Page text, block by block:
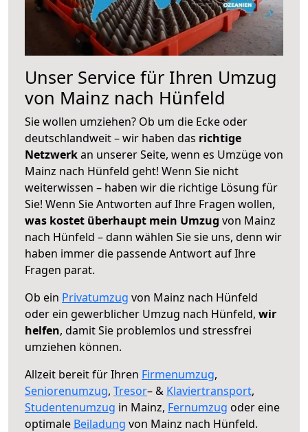
Unser Service für Ihren Umzug
von Mainz nach Hünfeld
Sie wollen umziehen? Ob um die Ecke oder
deutschlandweit – wir haben das richtige
Netzwerkan unserer Seite, wenn es Umzüge von
Mainz nach Hünfeld geht! Wenn Sie nicht
weiterwissen – haben wir die richtige Lösung für
Sie! Wenn Sie Antworten auf Ihre Fragen wollen,
was kostet überhaupt mein Umzug von Mainz
nach Hünfeld – dann wählen Sie sie uns, denn wir
haben immer die passende Antwort auf Ihre
Fragen parat.
Ob ein Privatumzug von Mainz nach Hünfeld
oder ein gewerblicher Umzug nach Hünfeld, wir
helfen, damit Sie problemlos und stressfrei
umziehen können.
Allzeit bereit für Ihren Firmenumzug,
Seniorenumzug, Tresor– & Klaviertransport,
Studentenumzug in Mainz, Fernumzug oder eine
optimale Beiladung von Mainz nach Hünfeld.